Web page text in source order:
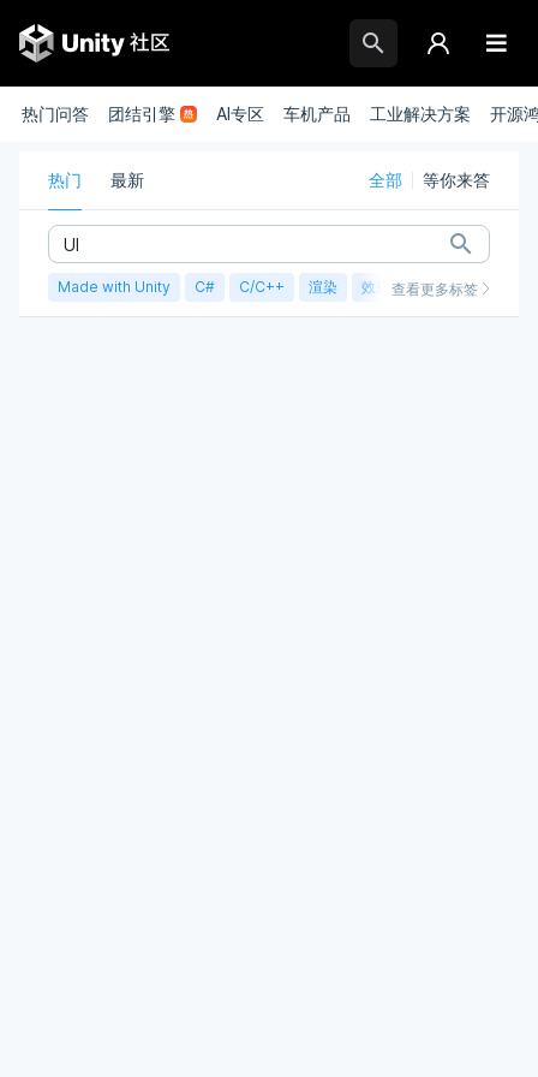
热门问答 团结引擎 AI专区 车机产品 工业解决方案 开源
热门 最新 全部 等你来答
Made with Unity C# C/C++ 渲染 效果实现 性能优化
查看更多标签